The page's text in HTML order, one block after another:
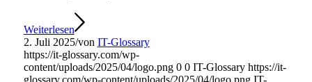
Weiterlesen
2. Juli 2025/von IT-Glossary
https://it-glossary.com/wp-
content/uploads/2025/04/logo.png 0 0 IT-Glossary https://it-
glossary.com/wp-content/uploads/2025/04/logo.png IT-